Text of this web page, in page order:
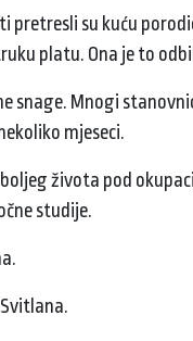
pretresli su kuću
platu. Ona je to
snage. Mnogi
mjeseci.
života pod
studije.